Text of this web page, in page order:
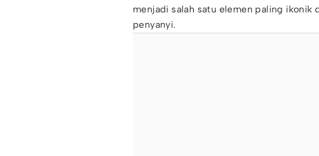
menjadi salah satu elemen paling ikonik
penyanyi.